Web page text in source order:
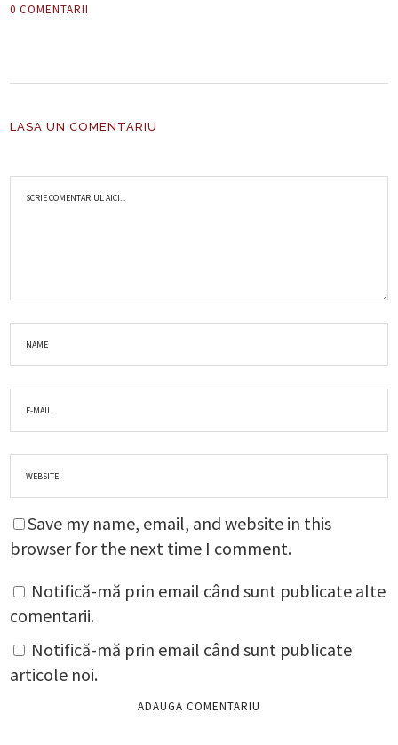
0 COMENTARII
LASA UN COMENTARIU
Save my name, email, and website in this
browser for the next time I comment.
Notifică-mă prin email când sunt publicate alte
comentarii.
Notifică-mă prin email când sunt publicate
articole noi.